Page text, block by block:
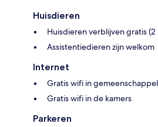
Huisdieren
Huisdieren verblijven gratis (2
Assistentiedieren zijn welkom
Internet
Gratis wifi in
Gratis wifi in de kamers
Parkeren